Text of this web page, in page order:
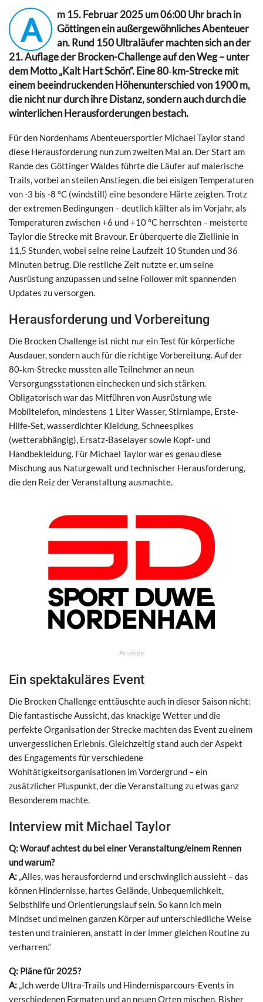
A
m 15. Februar 2025 um 06:00 Uhr brach in
Göttingen ein außergewöhnliches Abenteuer
an. Rund 150 Ultraläufer machten sich an der
21. Auflage der Brocken-Challenge auf den Weg – unter
dem Motto„Kalt Hart Schön“. Eine 80‑km-Strecke mit
einem beeindruckenden Höhenunterschied von 1900 m,
die nicht nur durch ihre Distanz, sondern auch durch die
winterlichen Herausforderungen bestach.
Für den Nordenhams Abenteuersportler Michael Taylor stand
diese Herausforderung nun zum zweiten Mal an. Der Start am
Rande des Göttinger Waldes führte die Läufer auf malerische
Trails, vorbei an steilen Anstiegen, die bei eisigen Temperaturen
von -3 bis -8 °C (windstill) eine besondere Härte zeigten. Trotz
der extremen Bedingungen – deutlich kälter als im Vorjahr, als
Temperaturen zwischen +6 und +10 °C herrschten – meisterte
Taylor die Strecke mit Bravour. Er überquerte die Ziellinie in
11,5 Stunden, wobei seine reine Laufzeit 10 Stunden und 36
Minuten betrug. Die restliche Zeit nutzte er, um seine
Ausrüstung anzupassen und seine Follower mit spannenden
Updates zu versorgen.
Herausforderung und Vorbereitung
Die Brocken Challenge ist nicht nur ein Test für körperliche
Ausdauer, sondern auch für die richtige Vorbereitung. Auf der
80‑km-Strecke mussten alle Teilnehmer an neun
Versorgungsstationen einchecken und sich stärken.
Obligatorisch war das Mitführen von Ausrüstung wie
Mobiltelefon, mindestens 1 Liter Wasser, Stirnlampe, Erste-
Hilfe-Set, wasserdichter Kleidung, Schneespikes
(wetterabhängig), Ersatz-Baselayer sowie Kopf- und
Handbekleidung. Für Michael Taylor war es genau diese
Mischung aus Naturgewalt und technischer Herausforderung,
die den Reiz der Veranstaltung ausmachte.
Anzeige
Ein spektakuläres Event
Die Brocken Challenge enttäuschte auch in dieser Saison nicht:
Die fantastische Aussicht, das knackige Wetter und die
perfekte Organisation der Strecke machten das Event zu einem
unvergesslichen Erlebnis. Gleichzeitig stand auch der Aspekt
des Engagements für verschiedene
Wohltätigkeitsorganisationen im Vordergrund – ein
zusätzlicher Pluspunkt, der die Veranstaltung zu etwas ganz
Besonderem machte.
Interview mit Michael Taylor
Q: Worauf achtest du bei einer Veranstaltung/einem Rennen
und warum?
A: „Alles, was herausfordernd und erschwinglich aussieht – das
können Hindernisse, hartes Gelände, Unbequemlichkeit,
Selbsthilfe und Orientierungslauf sein. So kann ich mein
Mindset und meinen ganzen Körper auf unterschiedliche Weise
testen und trainieren, anstatt in der immer gleichen Routine zu
verharren.“
Q: Pläne für 2025?
A: „Ich werde Ultra-Trails und Hindernisparcours-Events in
verschiedenen Formaten und an neuen Orten mischen. Bisher